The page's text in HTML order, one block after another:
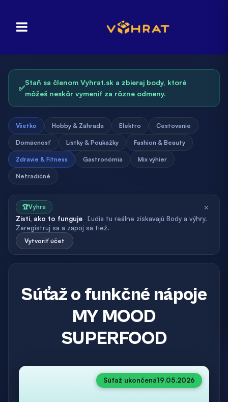
✅
Staň sa členom Vyhrat.sk a zbieraj body, ktoré
môžeš neskôr vymeniť za rôzne odmeny.
Všetko Hobby & Záhrada Elektro Cestovanie
Domácnosť Lístky & Poukážky Fashion & Beauty
Zdravie & Fitness Gastronómia Mix výhier
Netradičné
🏆Výhra
Zisti, ako to funguje
Ľudia tu reálne získavajú Body a výhry.
Zaregistruj sa a zapoj sa tiež.
Vytvoriť účet
×
Súťaž o funkčné nápoje
MY MOOD
SUPERFOOD
Súťaž ukončená19.05.2026